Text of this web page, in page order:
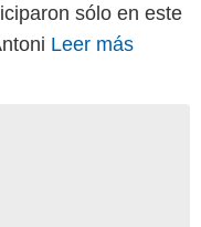
sólo en este
Leer más